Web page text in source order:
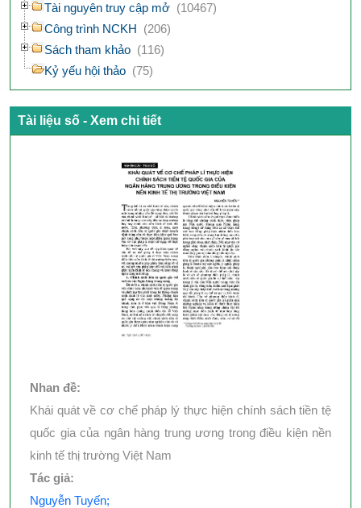
Tài nguyên truy cập mở (10467)
Công trình NCKH (206)
Sách tham khảo (116)
Kỷ yếu hội thảo (75)
Tài liệu số - Xem chi tiết
Nhan đề:
Khái quát về cơ chế pháp lý thực hiện chính sách tiền tệ
quốc gia của ngân hàng trung ương trong điều kiện nền
kinh tế thị trường Việt Nam
Tác giả:
Nguyễn Tuyến;